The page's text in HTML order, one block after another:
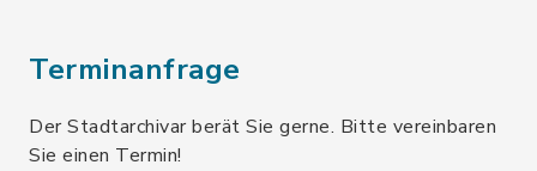
Terminanfrage
Der Stadtarchivar berät Sie gerne. Bitte vereinbaren
Sie einen Termin!